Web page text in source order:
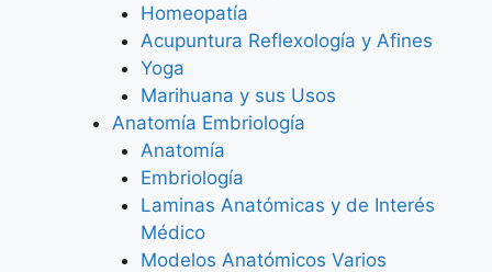
Homeopatía
Acupuntura Reflexología y Afines
Yoga
Marihuana y sus Usos
Anatomía Embriología
Anatomía
Embriología
Laminas Anatómicas y de Interés
Médico
Modelos Anatómicos Varios